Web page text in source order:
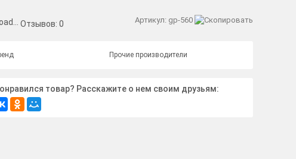
Отзывов: 0 Артикул: gp-560
Прочие производители
товар? Расскажите о нем своим друзьям: